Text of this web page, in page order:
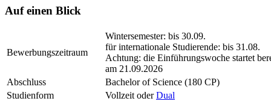
Auf einen Blick
Bewerbungszeitraum
Wintersemester: bis 30.09.
für internationale Studierende: bis 31.08.
Achtung: die Einführungswoche startet
am 21.09.2026
Abschluss
Bachelor of Science (180 CP)
Studienform
Vollzeit oderDual